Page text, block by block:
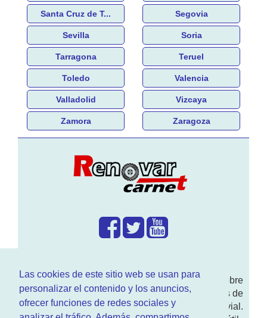
Las cookies de este sitio web se usan para
personalizar el contenido y los anuncios,
ofrecer funciones de redes sociales y
Santa Cruz de T... Segovia
Sevilla Soria
Tarragona Teruel
Toledo Valencia
Valladolid Vizcaya
Zamora Zaragoza
Enwww.RenovarCarnet.comTe contamos sobre
larenovación del permisode conducir, noticias de
actualidad motor y sobre todo seguridad vial.